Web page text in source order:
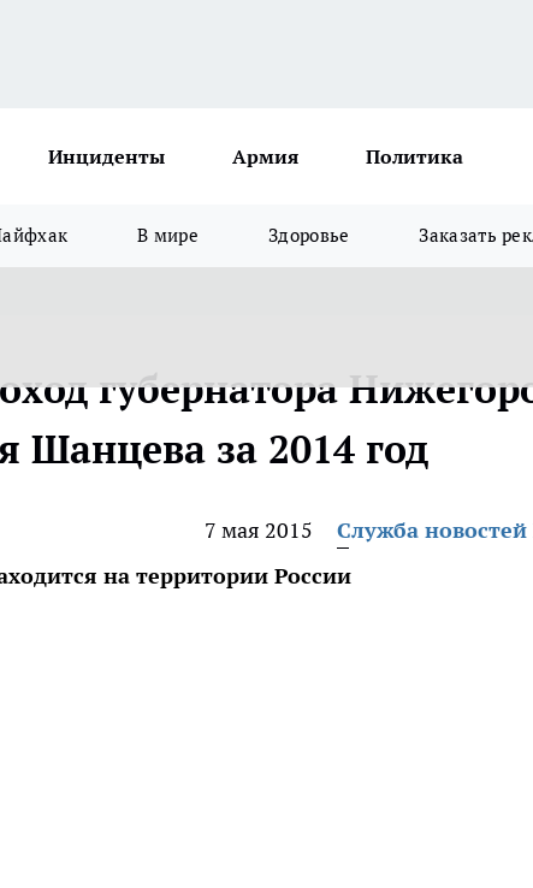
Инциденты Армия Политика
В мире Здоровье Заказать
губернатора
Шанцева за 2014 год
7 мая 2015
Служба
на территории России